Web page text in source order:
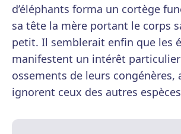
d’éléphants forma un cortège
sa tête la mère portant le corps
petit. Il semblerait enfin que les
manifestent un intérêt
ossements de leurs congénères,
ignorent ceux des autres